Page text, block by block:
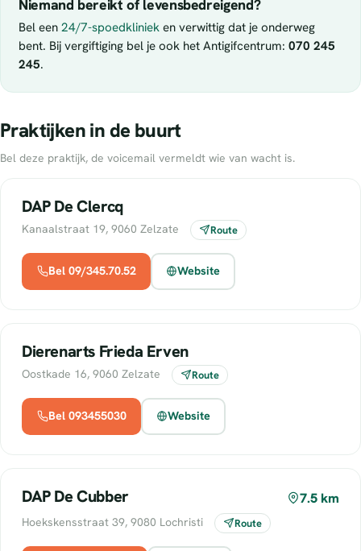
Niemand bereikt of levensbedreigend?
Bel een 24/7-spoedkliniek en verwittig dat je onderweg
bent. Bij vergiftiging bel je ook het Antigifcentrum: 070 245
245.
Praktijken in de buurt
Bel deze praktijk, de voicemail vermeldt wie van wacht is.
DAP De Clercq
Kanaalstraat 19, 9060 Zelzate Route
Bel 09/345.70.52 Website
Dierenarts Frieda Erven
Oostkade 16, 9060 Zelzate Route
Bel 093455030 Website
DAP De Cubber 7.5 km
Hoekskensstraat 39, 9080 Lochristi Route